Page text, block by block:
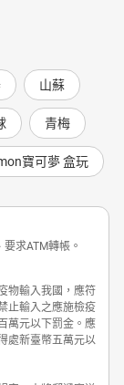
山蘇
青梅
寶可夢 盒玩
求ATM轉帳。
物輸入我國，應符
止輸入之應施檢疫
萬元以下罰金。應
處新臺幣五萬元以